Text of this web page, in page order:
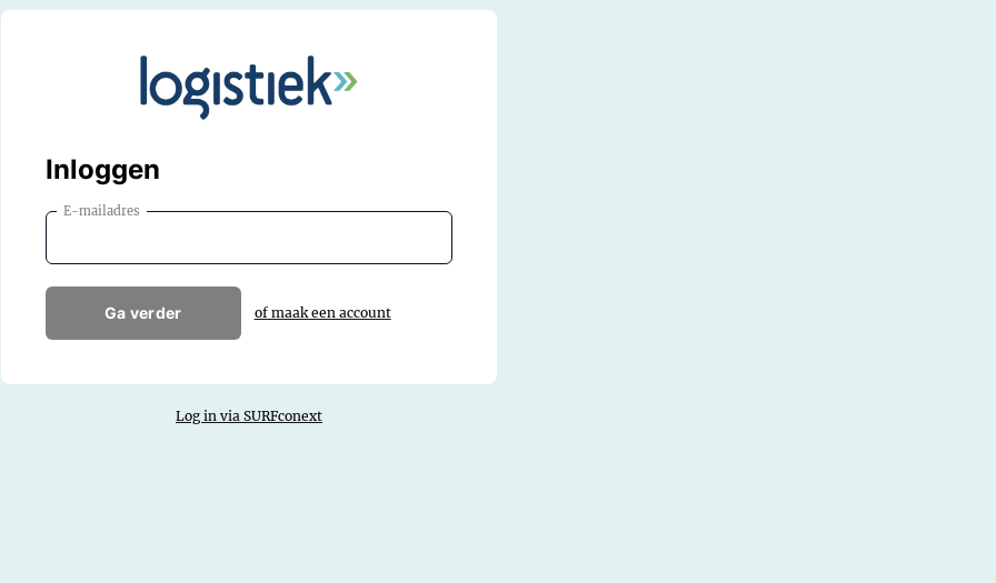
Inloggen
E-mailadres
Ga verder of maak een account
Log in via SURFconext